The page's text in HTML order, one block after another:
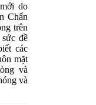
do
Chẩn
trên
đề
các
mặt
và
và